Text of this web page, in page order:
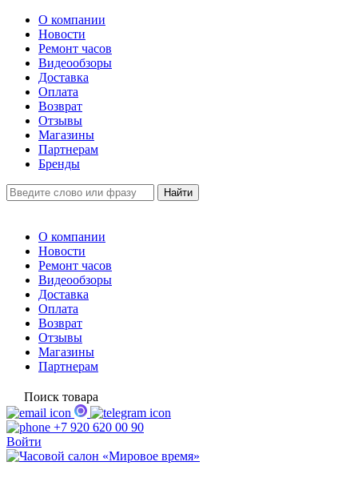
О компании
Новости
Ремонт часов
Видеообзоры
Доставка
Оплата
Возврат
Отзывы
Магазины
Партнерам
Бренды
О компании
Новости
Ремонт часов
Видеообзоры
Доставка
Оплата
Возврат
Отзывы
Магазины
Партнерам
Поиск товара
+7 920 620 00 90
Войти